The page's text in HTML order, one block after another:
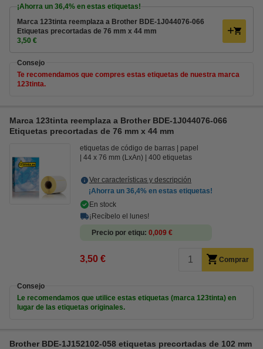
¡Ahorra un 36,4% en estas etiquetas!
Marca 123tinta reemplaza a Brother BDE-1J044076-066
Etiquetas precortadas de 76 mm x 44 mm
3,50 €
Consejo
Te recomendamos que compres estas etiquetas de nuestra marca
123tinta.
Marca 123tinta reemplaza a Brother BDE-1J044076-066
Etiquetas precortadas de 76 mm x 44 mm
etiquetas de código de barras
papel
44 x 76 mm (LxAn)
400 etiquetas
Ver características y descripción
¡Ahorra un 36,4% en estas etiquetas!
En stock
¡Recíbelo el lunes!
Precio por etiqu 0,009 €
3,50 € Comprar
Consejo
Le recomendamos que utilice estas etiquetas (marca 123tinta) en
lugar de las etiquetas originales.
Brother BDE-1J152102-058 etiquetas precortadas de 102 mm